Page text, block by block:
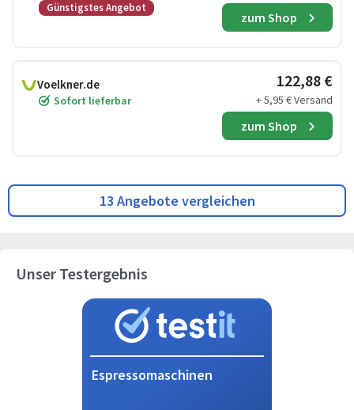
Günstigstes Angebot
zum Shop
Voelkner.de
Sofort lieferbar
122,88 €
+ 5,95 € Versand
zum Shop
13 Angebote vergleichen
Unser Testergebnis
Espressomaschinen